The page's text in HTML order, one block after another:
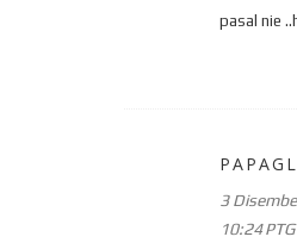
pasal nie
3
10:24 PTG